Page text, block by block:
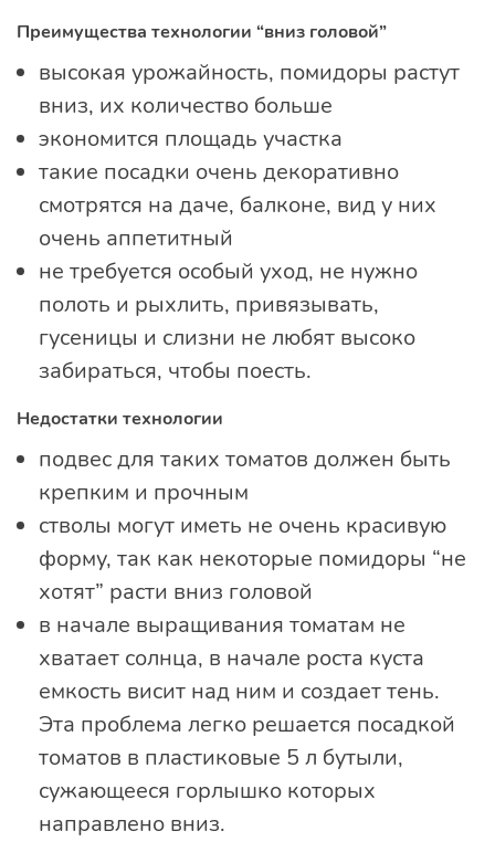
Преимущества технологии “вниз головой”
высокая урожайность, помидоры растут
вниз, их количество больше
экономится площадь участка
такие посадки очень декоративно
смотрятся на даче, балконе, вид у них
очень аппетитный
не требуется особый уход, не нужно
полоть и рыхлить, привязывать,
гусеницы и слизни не любят высоко
забираться, чтобы поесть.
Недостатки технологии
подвес для таких томатов должен быть
крепким и прочным
стволы могут иметь не очень красивую
форму, так как некоторые помидоры “не
хотят” расти вниз головой
в начале выращивания томатам не
хватает солнца, в начале роста куста
емкость висит над ним и создает тень.
Эта проблема легко решается посадкой
томатов в пластиковые 5 л бутыли,
сужающееся горлышко которых
направлено вниз.